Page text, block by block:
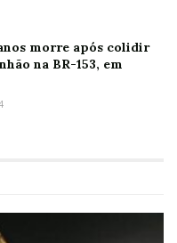
morre após colidir
na BR-153, em